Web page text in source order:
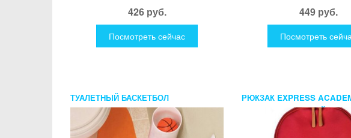
426 руб.
Посмотреть сейчас
449 руб.
Посмотреть
ТУАЛЕТНЫЙ БАСКЕТБОЛ
РЮКЗАК EXPRESS
WAY МИКС КРАСНЫЙ